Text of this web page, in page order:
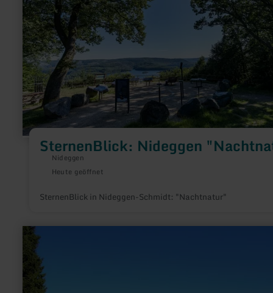
SternenBlick: Nideggen
Nideggen
Heute geöffnet
SternenBlick in Nideggen-Schmidt: "Nachtnatur"
mehr
erfahren
Eifel-
Blick
"Jägerhaus"